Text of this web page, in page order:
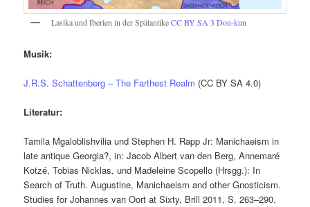
Lasika und Iberien in der SpätantikeCC BY SA 3 Don-kun
Musik:
J.R.S. Schattenberg – The Farthest Realm (CC BY SA 4.0)
Literatur:
Tamila Mgaloblishvilia und Stephen H. Rapp Jr: Manichaeism in
late antique Georgia?, in: Jacob Albert van den Berg, Annemaré
Kotzé, Tobias Nicklas, und Madeleine Scopello (Hrsgg.): In
Search of Truth. Augustine, Manichaeism and other Gnosticism.
Studies for Johannes van Oort at Sixty, Brill 2011, S. 263–290.